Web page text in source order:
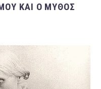
ΚΑΙ Ο ΜΥΘΟΣ